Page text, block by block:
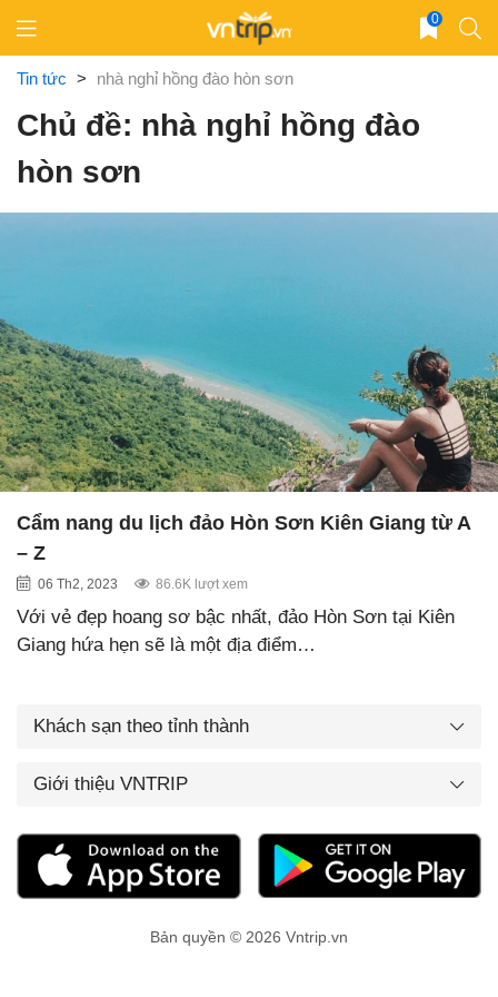
content
0
Tin tức > nhà nghỉ hồng đào hòn sơn
Chủ đề: nhà nghỉ hồng đào
hòn sơn
Cẩm nang du lịch đảo Hòn Sơn Kiên Giang từ A
– Z
06 Th2, 2023 86.6K lượt xem
Với vẻ đẹp hoang sơ bậc nhất, đảo Hòn Sơn tại Kiên
Giang hứa hẹn sẽ là một địa điểm…
Khách sạn theo tỉnh thành
Giới thiệu VNTRIP
Bản quyền © 2026 Vntrip.vn